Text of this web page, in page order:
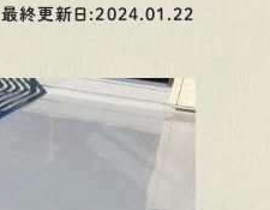
最終更新日:2024.01.22